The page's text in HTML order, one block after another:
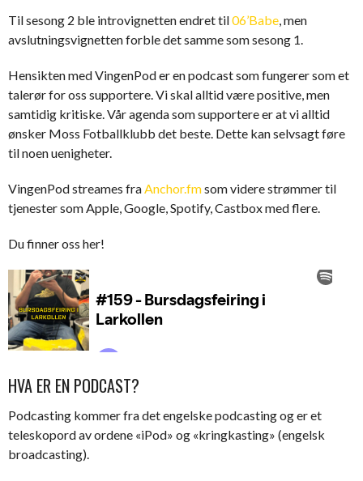
Til sesong 2 ble introvignetten endret til06’Babe, men
avslutningsvignetten forble det samme som sesong 1.
Hensikten med VingenPod er en podcast som fungerer som et
talerør for oss supportere. Vi skal alltid være positive, men
samtidig kritiske. Vår agenda som supportere er at vi alltid
ønsker Moss Fotballklubb det beste. Dette kan selvsagt føre
til noen uenigheter.
VingenPod streames fraAnchor.fmsom videre strømmer til
tjenester som Apple, Google, Spotify, Castbox med flere.
Du finner oss her!
HVA ER EN PODCAST?
Podcasting kommer fra det engelske podcasting og er et
teleskopord av ordene «iPod» og «kringkasting» (engelsk
broadcasting).